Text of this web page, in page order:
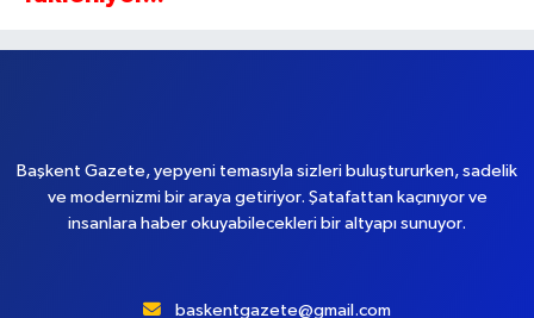
Başkent Gazete, yepyeni temasıyla sizleri buluştururken, sadelik